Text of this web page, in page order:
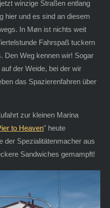
winzige Straßen entlang
hier und es sind an diesem
In Møn ist nichts weit
Fahrspaß tuckern
Den Weg kennen wir! Sogar
der Weide, bei der wir
das Spazierenfahren über
zur kleinen Marina
to Heaven" heute
der Spezialitätenmacher aus
Sandwiches gemampft!